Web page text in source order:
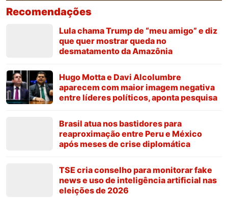
Recomendações
Lula chama Trump de “meu amigo” e diz
que quer mostrar queda no
desmatamento da Amazônia
Hugo Motta e Davi Alcolumbre
aparecem com maior imagem negativa
entre líderes políticos, aponta pesquisa
Brasil atua nos bastidores para
reaproximação entre Peru e México
após meses de crise diplomática
TSE cria conselho para monitorar fake
news e uso de inteligência artificial nas
eleições de 2026